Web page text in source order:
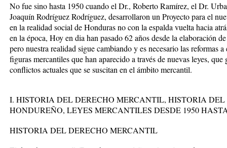
No fue sino hasta 1950 cuando el Dr., Roberto Ramírez, el Dr.
Joaquín Rodríguez Rodríguez, desarrollaron un Proyecto para el
en la realidad social de Honduras no con la espalda vuelta hacia
en la época, Hoy en dia han pasado 62 años desde la elaboración
pero nuestra realidad sigue cambiando y es necesario las reformas
figuras mercantiles que han aparecido a través de nuevas leyes,
conflictos actuales que se suscitan en el ámbito mercantil.
I. HISTORIA DEL DERECHO MERCANTIL, HISTORIA
HONDUREÑO, LEYES MERCANTILES DESDE 1950
HISTORIA DEL DERECHO MERCANTIL